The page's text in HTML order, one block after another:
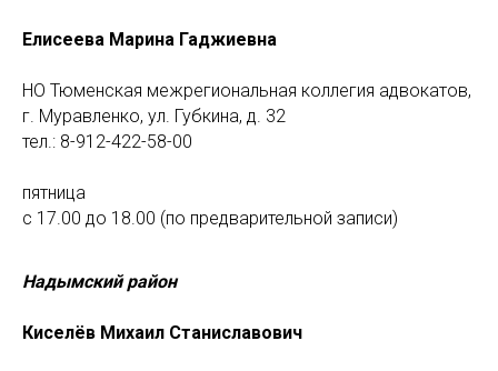
Елисеева Марина Гаджиевна
НО Тюменская межрегиональная коллегия адвокатов,
г. Муравленко, ул. Губкина, д. 32
тел.: 8-912-422-58-00
пятница
с 17.00 до 18.00 (по предварительной записи)
Надымский район
Киселёв Михаил Станиславович